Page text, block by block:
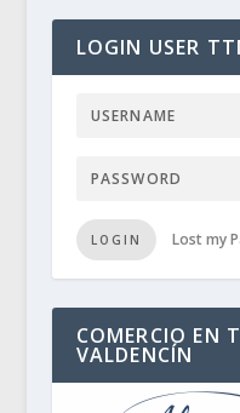
LOGIN USER
LOGIN Lost my
COMERCIO EN
VALDENCÍN